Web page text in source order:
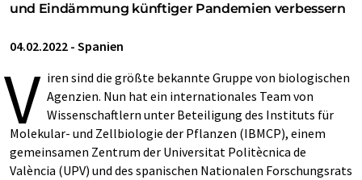
und Eindämmung künftiger Pandemien verbessern
04.02.2022 - Spanien
V iren sind die größte bekannte Gruppe von biologischen
Agenzien. Nun hat ein internationales Team von
Wissenschaftlern unter Beteiligung des Instituts für
Molekular- und Zellbiologie der Pflanzen (IBMCP), einem
gemeinsamen Zentrum der Universitat Politècnica de
València (UPV) und des spanischen Nationalen Forschungsrats